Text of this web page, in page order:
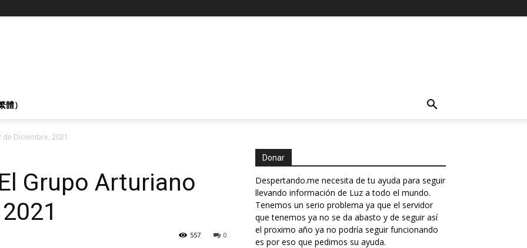
體）
Diciembre, 2021
Grupo Arturiano
0
557
Donar
Despertando.me necesita de tu ayuda para seguir
llevando información de Luz a todo el mundo.
Tenemos un serio problema ya que el servidor
que tenemos ya no se da abasto y de seguir así
el proximo año ya no podría seguir funcionando
es por eso que pedimos su ayuda.